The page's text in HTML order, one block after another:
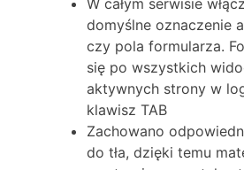
W całym serwisie
domyślne oznaczenie
czy pola formularza.
się po wszystkich
aktywnych strony w
klawisz TAB
Zachowano
do tła, dzięki temu